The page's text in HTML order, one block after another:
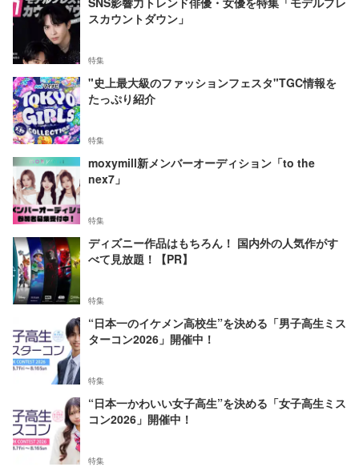
スカウントダウン」
特集
"史上最大級のファッションフェスタ"TGC情報を
たっぷり紹介
特集
moxymill新メンバーオーディション「to the
nex7」
特集
ディズニー作品はもちろん！ 国内外の人気作がす
べて見放題！【PR】
特集
“日本一のイケメン高校生”を決める「男子高生ミス
ターコン2026」開催中！
特集
“日本一かわいい女子高生”を決める「女子高生ミス
コン2026」開催中！
特集